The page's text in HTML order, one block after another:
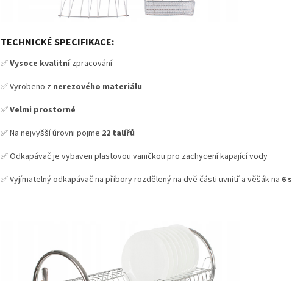
TECHNICKÉ SPECIFIKACE:
✅Vysoce kvalitnízpracování
✅ Vyrobeno z nerezového materiálu
✅Velmi prostorné
✅ Na nejvyšší úrovni pojme 22 talířů
✅ Odkapávač je vybaven plastovou vaničkou pro zachycení kapající vody
✅ Vyjímatelný odkapávač na příbory rozdělený na dvě části uvnitř a věšák na 6